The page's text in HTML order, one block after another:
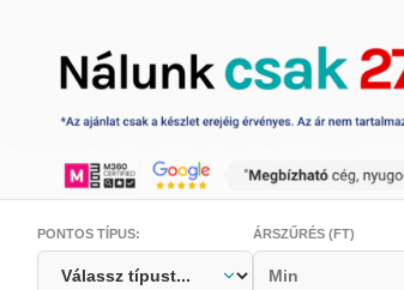
PONTOS TÍPUS: ÁRSZŰRÉS (FT)